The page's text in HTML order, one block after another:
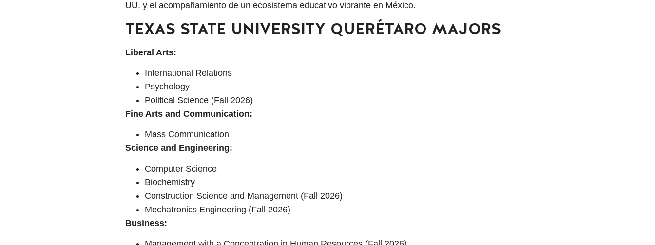
UU. y el acompañamiento de un ecosistema educativo vibrante en México.
TEXAS STATE UNIVERSITY QUERÉTARO MAJORS
Liberal Arts:
International Relations
Psychology
Political Science (Fall 2026)
Fine Arts and Communication:
Mass Communication
Science and Engineering:
Computer Science
Biochemistry
Construction Science and Management (Fall 2026)
Mechatronics Engineering (Fall 2026)
Business: